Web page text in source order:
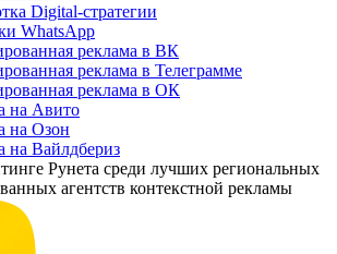
Digital-стратегии
WhatsApp
реклама в ВК
реклама в Телеграмме
реклама в ОК
на Авито
на Озон
на Вайлдбериз
Рунета cреди лучших региональных
агентств контекстной рекламы